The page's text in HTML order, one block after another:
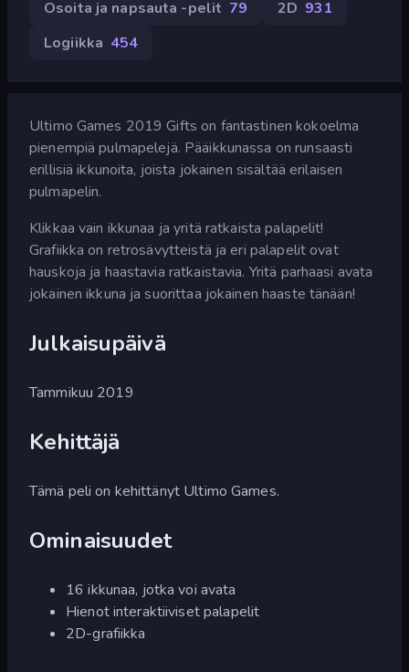
Osoita ja napsauta -pelit 79 2D 931
Logiikka 454
Ultimo Games 2019 Gifts on fantastinen kokoelma
pienempiä pulmapelejä. Pääikkunassa on runsaasti
erillisiä ikkunoita, joista jokainen sisältää erilaisen
pulmapelin.
Klikkaa vain ikkunaa ja yritä ratkaista palapelit!
Grafiikka on retrosävytteistä ja eri palapelit ovat
hauskoja ja haastavia ratkaistavia. Yritä parhaasi avata
jokainen ikkuna ja suorittaa jokainen haaste tänään!
Julkaisupäivä
Tammikuu 2019
Kehittäjä
Tämä peli on kehittänyt Ultimo Games.
Ominaisuudet
16 ikkunaa, jotka voi avata
Hienot interaktiiviset palapelit
2D-grafiikka